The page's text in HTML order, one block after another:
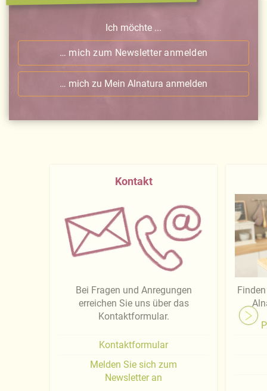
Ich möchte ...
… mich zum Newsletter anmelden
… mich zu Mein Alnatura anmelden
Kontakt
Bei Fragen und Anregungen
erreichen Sie uns über das
Kontaktformular.
Kontaktformular
Melden Sie sich zum
Newsletter an